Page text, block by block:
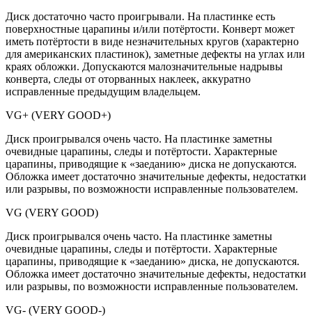
Диск достаточно часто проигрывали. На пластинке есть
поверхностные царапины и/или потёртости. Конверт может
иметь потёртости в виде незначительных кругов (характерно
для американских пластинок), заметные дефекты на углах или
краях обложки. Допускаются малозначительные надрывы
конверта, следы от оторванных наклеек, аккуратно
исправленные предыдущим владельцем.
VG+ (VERY GOOD+)
Диск проигрывался очень часто. На пластинке заметны
очевидные царапины, следы и потёртости. Характерные
царапины, приводящие к «заеданию» диска не допускаются.
Обложка имеет достаточно значительные дефекты, недостатки
или разрывы, по возможности исправленные пользователем.
VG (VERY GOOD)
Диск проигрывался очень часто. На пластинке заметны
очевидные царапины, следы и потёртости. Характерные
царапины, приводящие к «заеданию» диска, не допускаются.
Обложка имеет достаточно значительные дефекты, недостатки
или разрывы, по возможности исправленные пользователем.
VG- (VERY GOOD-)